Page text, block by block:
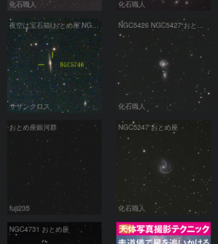
化石職人 化石職人
夜空は宝石箱(おとめ座 NGC5746) Seestar50
サザンクロス
NGC5426 NGC5427 おとめ座
化石職人
おとめ座銀河群
fuji235
NGC5247 おとめ座
化石職人
NGC4731 おとめ座 PR